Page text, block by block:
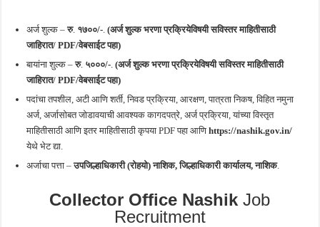
अर्ज शुल्क –रु. १७००/- .(अर्ज शुल्क भरणा प्रक्रियेविषयी सविस्तर माहितीसाठी
जाहिरात/ PDF/वेबसाईट पहा)
बायांना शुल्क –रु. ५०००/- .(अर्ज शुल्क भरणा प्रक्रियेविषयी सविस्तर माहितीसाठी
जाहिरात/ PDF/वेबसाईट पहा)
पदांचा तपशील, अटी आणि शर्ती, निवड प्रक्रिया, आरक्षण, पात्रता निकष, विहित नमुना
अर्ज, अर्जासोबत जोडावयाची आवश्यक कागदपत्रे, अर्ज प्रक्रिया, यांच्या विस्तृत
माहितीसाठी आणि इतर माहितीसाठी कृपया PDF पहा आणिhttps://nashik.gov.in/
येथे भेट द्या.
अर्जाचा पत्ता –उपजिल्हाधिकारी (रोहयो) नाशिक, जिल्हाधिकारी कार्यालय, नाशिक.
Collector Office NashikJob
Recruitment